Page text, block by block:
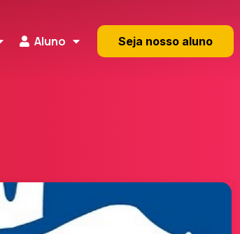
Aluno Seja nosso aluno